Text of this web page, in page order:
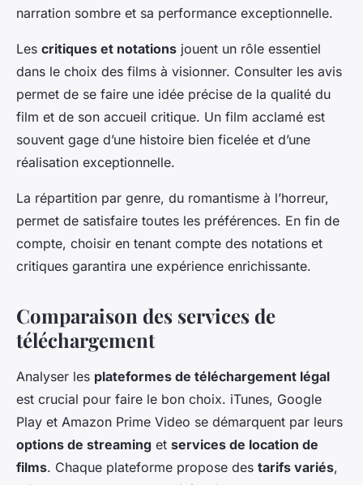
narration sombre et sa performance exceptionnelle.
Les critiques et notations jouent un rôle essentiel
dans le choix des films à visionner. Consulter les avis
permet de se faire une idée précise de la qualité du
film et de son accueil critique. Un film acclamé est
souvent gage d’une histoire bien ficelée et d’une
réalisation exceptionnelle.
La répartition par genre, du romantisme à l’horreur,
permet de satisfaire toutes les préférences. En fin de
compte, choisir en tenant compte des notations et
critiques garantira une expérience enrichissante.
Comparaison des services de
téléchargement
Analyser les plateformes de téléchargement légal
est crucial pour faire le bon choix. iTunes, Google
Play et Amazon Prime Video se démarquent par leurs
options de streaming et services de location de
films. Chaque plateforme propose des tarifs variés,